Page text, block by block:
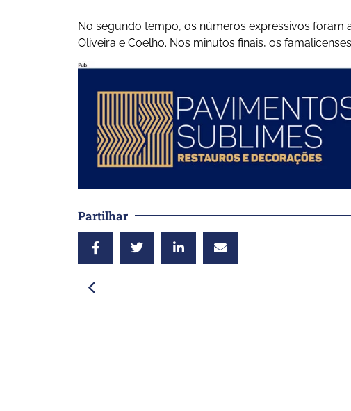
No segundo tempo, os números expressivos foram
Oliveira e Coelho. Nos minutos finais, os
Partilhar